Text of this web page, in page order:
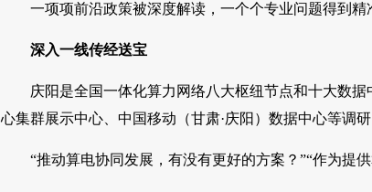
一项项前沿政策被深度解读，一个个专业问题得到
深入一线传经送宝
庆阳是全国一体化算力网络八大枢纽节点和十大数
心集群展示中心、中国移动（甘肃·庆阳）数据中心等调
“推动算电协同发展，有没有更好的方案？”“作为